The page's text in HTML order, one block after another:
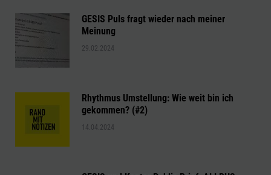
GESIS Puls fragt wieder nach meiner
Meinung
29.02.2024
Rhythmus Umstellung: Wie weit bin ich
gekommen? (#2)
14.04.2024